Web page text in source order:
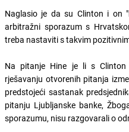
Naglasio je da su Clinton i on
arbitražni sporazum s
treba nastaviti s takvim
Na pitanje Hine je li s
rješavanju otvorenih pitanja
predstojeći sastanak
pitanju Ljubljanske banke,
sporazumu, nisu razgovarali o